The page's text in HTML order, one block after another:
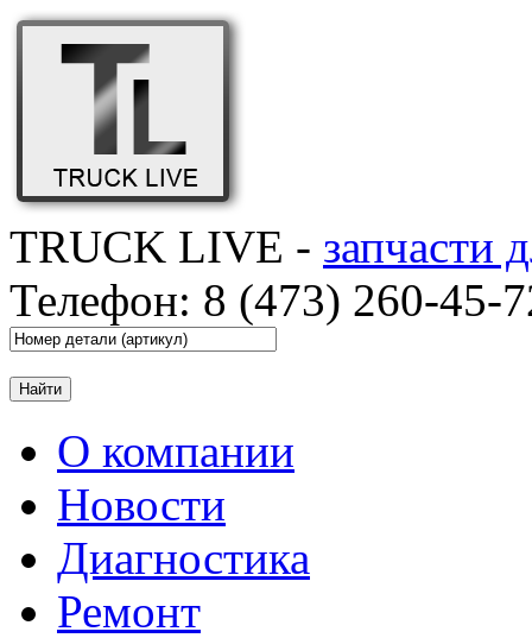
TRUCK LIVE - запчасти
Телефон: 8 (473) 260-45-
О компании
Новости
Диагностика
Ремонт